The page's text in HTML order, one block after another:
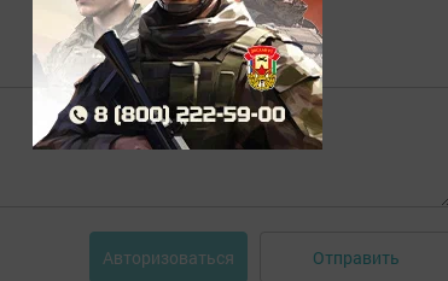
Авторизоваться Отправить